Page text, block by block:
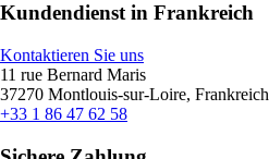
Kundendienst in Frankreich
Kontaktieren Sie uns
11 rue Bernard Maris
37270 Montlouis-sur-Loire, Frankreich
+33 1 86 47 62 58